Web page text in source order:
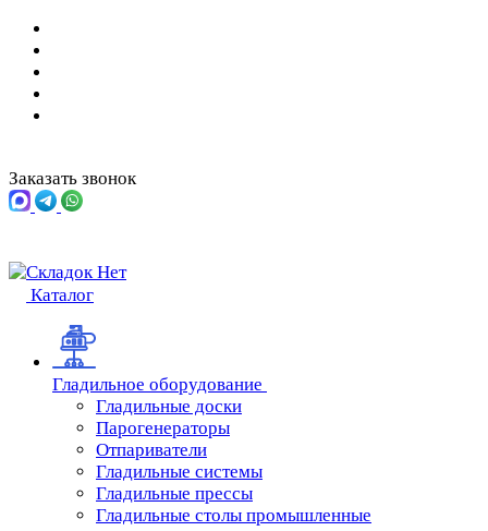
Заказать звонок
Каталог
Гладильное оборудование
Гладильные доски
Парогенераторы
Отпариватели
Гладильные системы
Гладильные прессы
Гладильные столы промышленные